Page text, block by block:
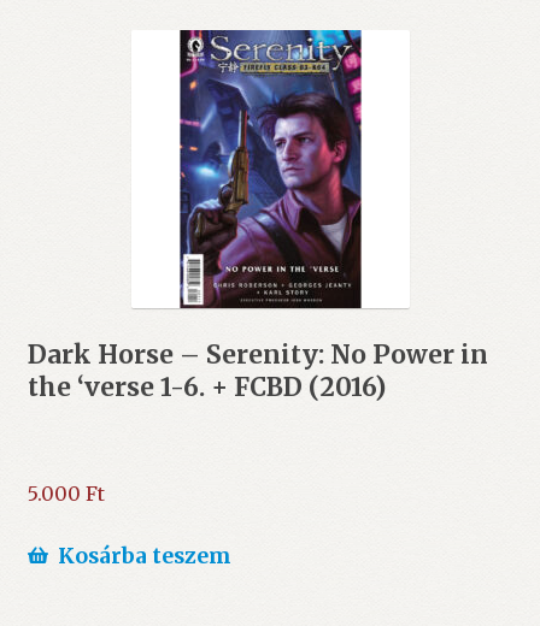
Dark Horse – Serenity: No Power in
the ‘verse 1-6. + FCBD (2016)
5.000 Ft
Kosárba teszem